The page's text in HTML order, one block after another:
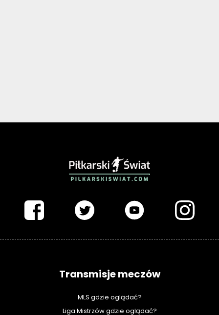
Transmisje meczów
MLS gdzie oglądać?
Liga Mistrzów gdzie oglądać?